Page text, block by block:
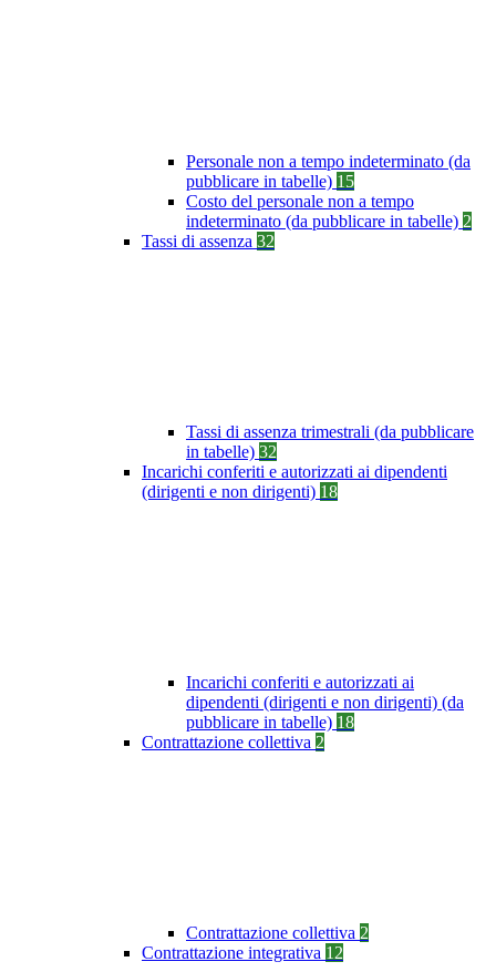
Personale non a tempo indeterminato (da
pubblicare in tabelle) 15
Costo del personale non a tempo
indeterminato (da pubblicare in tabelle) 2
Tassi di assenza 32
Tassi di assenza trimestrali (da pubblicare
in tabelle) 32
Incarichi conferiti e autorizzati ai dipendenti
(dirigenti e non dirigenti) 18
Incarichi conferiti e autorizzati ai
dipendenti (dirigenti e non dirigenti) (da
pubblicare in tabelle) 18
Contrattazione collettiva 2
Contrattazione collettiva 2
Contrattazione integrativa 12